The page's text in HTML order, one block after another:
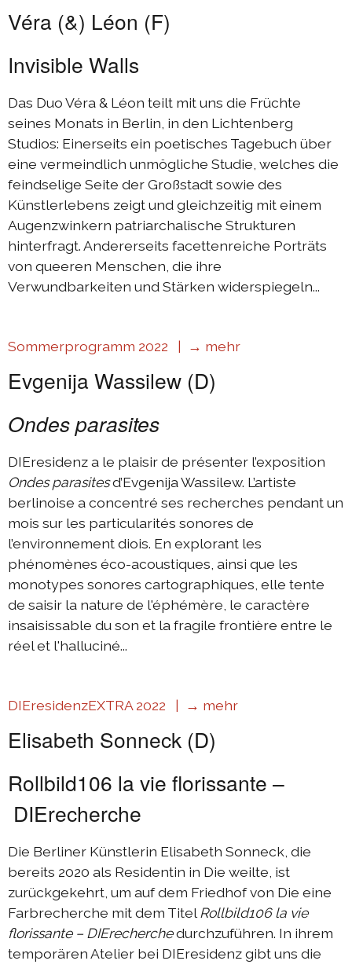
Véra (&) Léon (F)
Invisible Walls
Das Duo Véra & Léon teilt mit uns die Früchte
seines Monats in Berlin, in den Lichtenberg
Studios: Einerseits ein poetisches Tagebuch über
eine vermeindlich unmögliche Studie, welches die
feindselige Seite der Großstadt sowie des
Künstlerlebens zeigt und gleichzeitig mit einem
Augenzwinkern patriarchalische Strukturen
hinterfragt. Andererseits facettenreiche Porträts
von queeren Menschen, die ihre
Verwundbarkeiten und Stärken widerspiegeln...
Sommerprogramm 2022 | → mehr
Evgenija Wassilew (D)
Ondes parasites
DIEresidenz a le plaisir de présenter l’exposition
Ondes parasitesd’Evgenija Wassilew. L’artiste
berlinoise a concentré ses recherches pendant un
mois sur les particularités sonores de
l’environnement diois. En explorant les
phénomènes éco-acoustiques, ainsi que les
monotypes sonores cartographiques, elle tente
de saisir la nature de l'éphémère, le caractère
insaisissable du son et la fragile frontière entre le
réel et l'halluciné...
DIEresidenzEXTRA 2022 | → mehr
Elisabeth Sonneck (D)
Rollbild106 la vie florissante –
DIErecherche
Die Berliner Künstlerin Elisabeth Sonneck, die
bereits 2020 als Residentin in Die weilte, ist
zurückgekehrt, um auf dem Friedhof von Die eine
Farbrecherche mit dem TitelRollbild106la vie
florissante – DIErecherchedurchzuführen. In ihrem
temporären Atelier bei DIEresidenz gibt uns die